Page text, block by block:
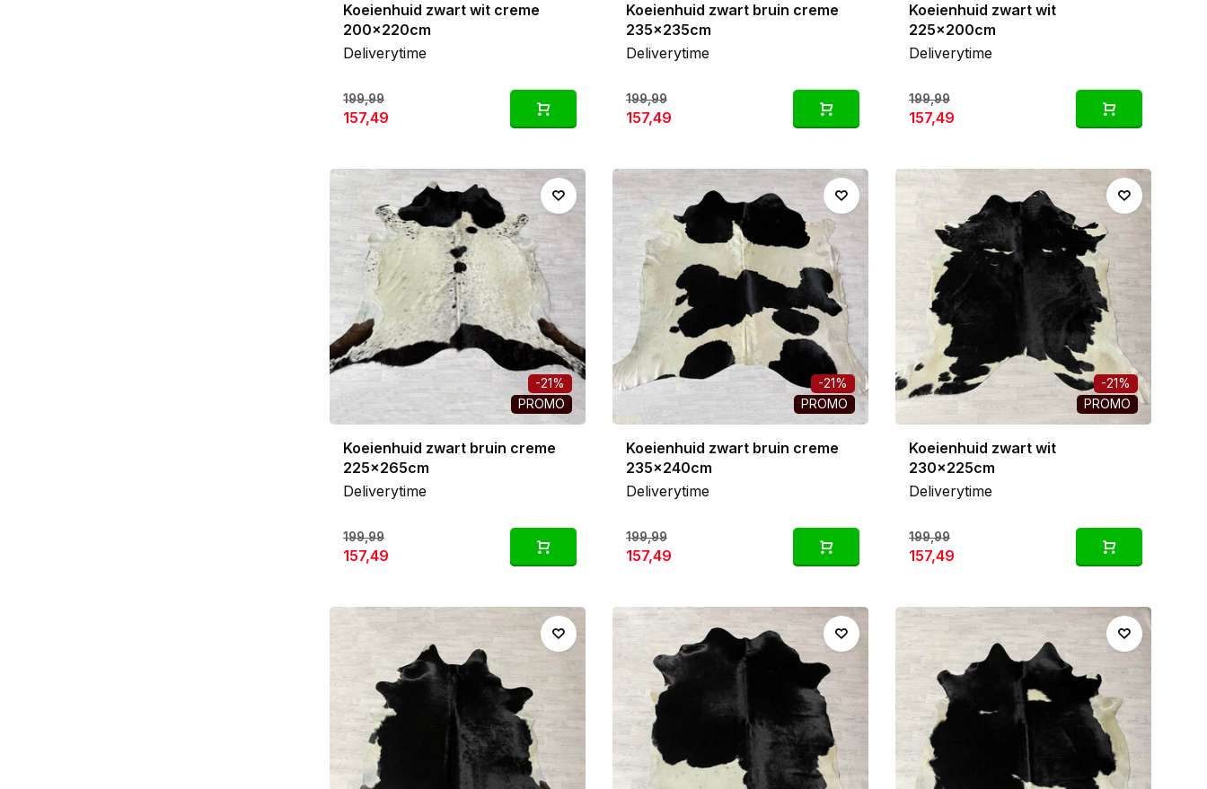
Koeienhuid zwart wit creme
200x220cm
Deliverytime
199,99
157,49
Koeienhuid zwart bruin creme
235x235cm
Deliverytime
199,99
157,49
Koeienhuid zwart wit
225x200cm
Deliverytime
199,99
157,49
-21%
PROMO
Koeienhuid zwart bruin creme
225x265cm
Deliverytime
199,99
157,49
-21%
PROMO
Koeienhuid zwart bruin creme
235x240cm
Deliverytime
199,99
157,49
-21%
PROMO
Koeienhuid zwart wit
230x225cm
Deliverytime
199,99
157,49